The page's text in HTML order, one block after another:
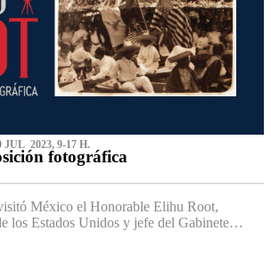
2023, 9-17 H.
fotográfica
México el Honorable Elihu Root,
los Estados Unidos y jefe del Gabinete…